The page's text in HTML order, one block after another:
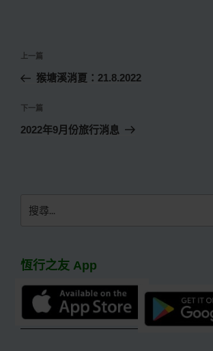
文
導
覽
上
一
文
上一篇
猴塘溪消夏：21.8.2022
下
一
下一篇
2022年9月份旅行消息
尋
字:
恆行之友 App